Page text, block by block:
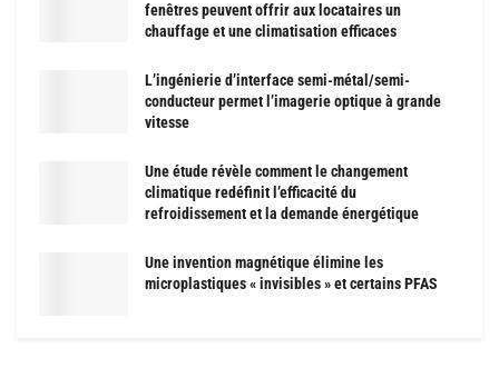
fenêtres peuvent offrir aux locataires un
chauffage et une climatisation efficaces
L’ingénierie d’interface semi-métal/semi-
conducteur permet l’imagerie optique à grande
vitesse
Une étude révèle comment le changement
climatique redéfinit l’efficacité du
refroidissement et la demande énergétique
Une invention magnétique élimine les
microplastiques « invisibles » et certains PFAS